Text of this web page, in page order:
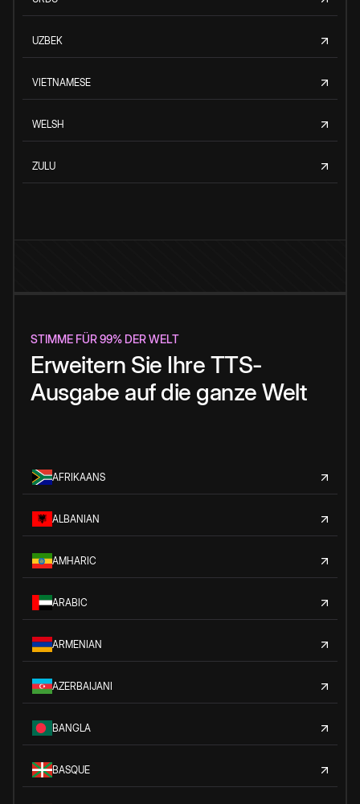
UZBEK
VIETNAMESE
WELSH
ZULU
STIMME FÜR 99% DER WELT
Erweitern Sie Ihre TTS-
Ausgabe auf die ganze Welt
AFRIKAANS
ALBANIAN
AMHARIC
ARABIC
ARMENIAN
AZERBAIJANI
BANGLA
BASQUE